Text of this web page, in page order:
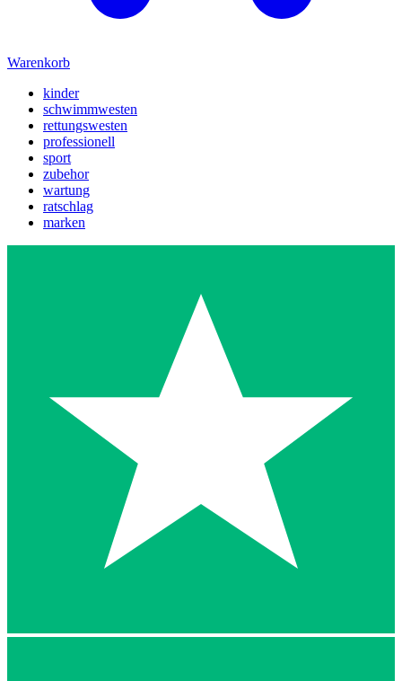
Warenkorb
kinder
schwimmwesten
rettungswesten
professionell
sport
zubehor
wartung
ratschlag
marken